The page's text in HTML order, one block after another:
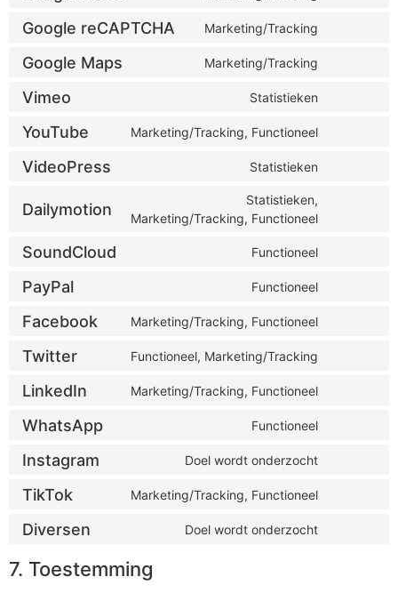
Google reCAPTCHA Marketing/Tracking
Google Maps Marketing/Tracking
Vimeo Statistieken
YouTube Marketing/Tracking, Functioneel
VideoPress Statistieken
Dailymotion
Statistieken,
Marketing/Tracking, Functioneel
SoundCloud Functioneel
PayPal Functioneel
Facebook Marketing/Tracking, Functioneel
Twitter Functioneel, Marketing/Tracking
LinkedIn Marketing/Tracking, Functioneel
WhatsApp Functioneel
Instagram Doel wordt onderzocht
TikTok Marketing/Tracking, Functioneel
Diversen Doel wordt onderzocht
7. Toestemming